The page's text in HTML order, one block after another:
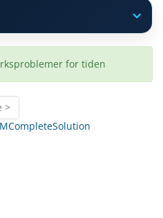
for tiden
>